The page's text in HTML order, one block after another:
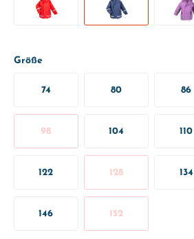
Größe
74 80 86
98 104 110
122 128 134
146 152